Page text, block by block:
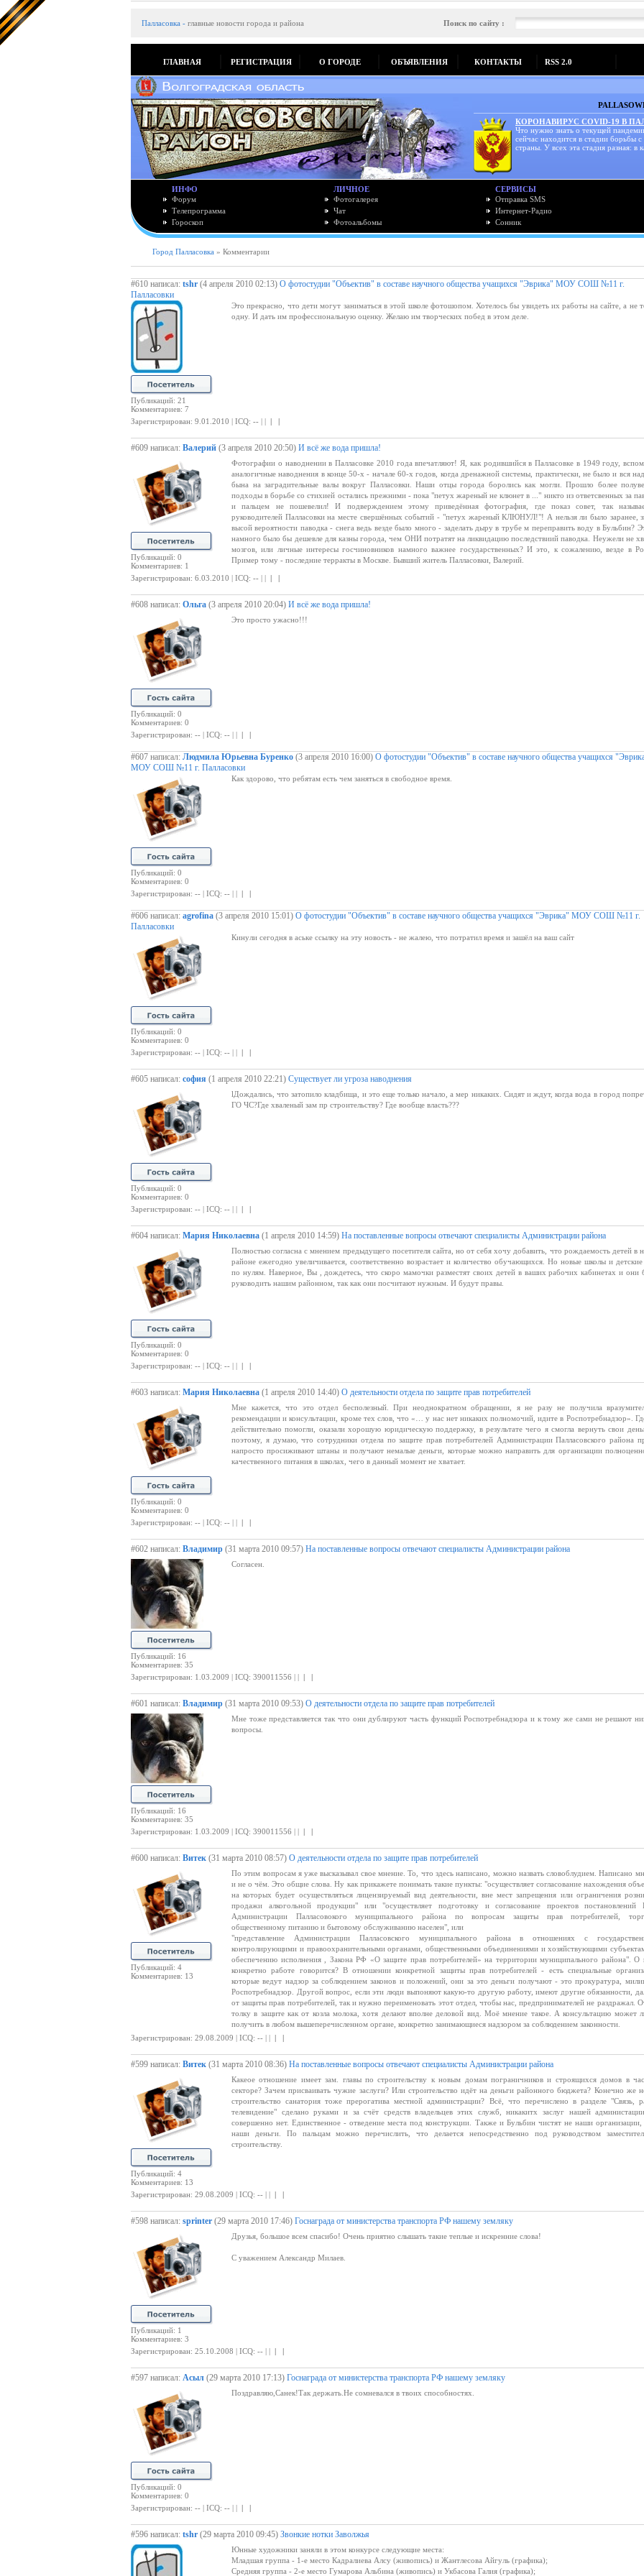
Палласовка - главные новости города и района Поиск по сайту :
ГЛАВНАЯ РЕГИСТРАЦИЯ О ГОРОДЕ ОБЪЯВЛЕНИЯ КОНТАКТЫ RSS 2.0
КОРОНАВИРУС COVID-19 В
Что нужно знать о текущей
сейчас находится в стадии борьбы
страны. У всех эта стадия разная: в
ИНФО
Форум
Телепрограмма
Гороскоп
ЛИЧНОЕ
Фотогалерея
Чат
Фотоальбомы
СЕРВИСЫ
Отправка SMS
Интернет-Радио
Сонник
Город Палласовка » Комментарии
#610 написал: tshr (4 апреля 2010 02:13) О фотостудии "Объектив" в составе научного общества учащихся "Эврика" МОУ СОШ №11 г.
Палласовки
Публикаций: 21
Комментариев: 7
Это прекрасно, что дети могут заниматься в этой школе фотошопом. Хотелось бы увидеть их работы на сайте, а не
одну. И дать им профессиональную оценку. Желаю им творческих побед в этом деле.
Зарегистрирован: 9.01.2010 | ICQ: -- | | | |
#609 написал: Валерий (3 апреля 2010 20:50) И всё же вода пришла!
Публикаций: 0
Комментариев: 1
Фотографии о наводнении в Палласовке 2010 года впечатляют! Я, как родившийся в Палласовке в 1949 году,
аналогичные наводнения в конце 50-х - начале 60-х годов, когда дренажной системы, практически, не было и вся
бына на заградительные валы вокруг Палласовки. Наши отцы города боролись как могли. Прошло более
подходы в борьбе со стихией остались прежними - пока "петух жареный не клюнет в ..." никто из ответсвенных за
и пальцем не пошевелил! И подверждением этому приведённая фотография, где показ совет, так
руководителей Палласовки на месте свершённых событий - "петух жареный КЛЮНУЛ!"! А нельзя ли было заранее,
высой вероятности паводка - снега ведь везде было много - заделать дыру в трубе м переправить воду в Бульбин?
намного было бы дешевле для казны города, чем ОНИ потратят на ликвидацию последствиий паводка. Неужели не
мозгов, или личные интересы госчиновников намного важнее государственных? И это, к сожалению, везде в
Пример тому - последние терракты в Москве. Бывший житель Палласовки, Валерий.
Зарегистрирован: 6.03.2010 | ICQ: -- | | | |
#608 написал: Ольга (3 апреля 2010 20:04) И всё же вода пришла!
Публикаций: 0
Комментариев: 0
Это просто ужасно!!!
Зарегистрирован: -- | ICQ: -- | | | |
#607 написал: Людмила Юрьевна Буренко (3 апреля 2010 16:00) О фотостудии "Объектив" в составе научного общества учащихся
МОУ СОШ №11 г. Палласовки
Публикаций: 0
Комментариев: 0
Как здорово, что ребятам есть чем заняться в свободное время.
Зарегистрирован: -- | ICQ: -- | | | |
#606 написал: agrofina (3 апреля 2010 15:01) О фотостудии "Объектив" в составе научного общества учащихся "Эврика" МОУ СОШ №11 г.
Палласовки
Публикаций: 0
Комментариев: 0
Кинули сегодня в аське ссылку на эту новость - не жалею, что потратил время и зашёл на ваш сайт
Зарегистрирован: -- | ICQ: -- | | | |
#605 написал: софия (1 апреля 2010 22:21) Существует ли угроза наводнения
Публикаций: 0
Комментариев: 0
lДождались, что затопило кладбища, и это еще только начало, а мер никаких. Сидят и ждут, когда вода в город
ГО ЧС?Где хваленый зам пр строительству? Где вообще власть???
Зарегистрирован: -- | ICQ: -- | | | |
#604 написал: Мария Николаевна (1 апреля 2010 14:59) На поставленные вопросы отвечают специалисты Администрации района
Публикаций: 0
Комментариев: 0
Полностью согласна с мнением предыдущего посетителя сайта, но от себя хочу добавить, что рождаемость детей в
районе ежегодно увеличивается, соответственно возрастает и количество обучающихся. Но новые школы и
по нулям. Наверное, Вы , дождетесь, что скоро мамочки разместят своих детей в ваших рабочих кабинетах и они
руководить нашим районном, так как они посчитают нужным. И будут правы.
Зарегистрирован: -- | ICQ: -- | | | |
#603 написал: Мария Николаевна (1 апреля 2010 14:40) О деятельности отдела по защите прав потребителей
Публикаций: 0
Комментариев: 0
Мне кажется, что это отдел бесполезный. При неоднократном обращении, я не разу не получила
рекомендации и консультации, кроме тех слов, что «… у нас нет никаких полномочий, идите в Роспотребнадзор».
действительно помогли, оказали хорошую юридическую поддержку, в результате чего я смогла вернуть свои
поэтому, я думаю, что сотрудники отдела по защите прав потребителей Администрации Палласовского района
напросто просиживают штаны и получают немалые деньги, которые можно направить для организации
качественного питания в школах, чего в данный момент не хватает.
Зарегистрирован: -- | ICQ: -- | | | |
#602 написал: Владимир (31 марта 2010 09:57) На поставленные вопросы отвечают специалисты Администрации района
Публикаций: 16
Комментариев: 35
Согласен.
Зарегистрирован: 1.03.2009 | ICQ: 390011556 | | | |
#601 написал: Владимир (31 марта 2010 09:53) О деятельности отдела по защите прав потребителей
Публикаций: 16
Комментариев: 35
Мне тоже представляется так что они дублируют часть функций Роспотребнадзора и к тому же сами не решают
вопросы.
Зарегистрирован: 1.03.2009 | ICQ: 390011556 | | | |
#600 написал: Витек (31 марта 2010 08:57) О деятельности отдела по защите прав потребителей
Публикаций: 4
Комментариев: 13
По этим вопросам я уже высказывал свое мнение. То, что здесь написано, можно назвать словоблудием. Написано
и не о чём. Это общие слова. Ну как прикажете понимать такие пункты: "осуществляет согласование нахождения
на которых будет осуществляться лицензируемый вид деятельности, вне мест запрещения или ограничения
продажи алкогольной продукции" или "осуществляет подготовку и согласование проектов постановлений
Администрации Палласовокого муниципального района по вопросам защиты прав потребителей,
общественному питанию и бытовому обслуживанию населен", или
"представление Администрации Палласовского муниципального района в отношениях с
контролирующими и правоохранительными органами, общественными объединениями и хозяйствующими
обеспечению исполнения , Закона РФ «О защите прав потребителей» на территории муниципального района". О
конкретно работе говорится? В отношении конкретной защиты прав потребителей - есть специальные
которые ведут надзор за соблюдением законов и положений, они за это деньги получают - это прокуратура,
Роспотребнадзор. Другой вопрос, если эти люди выпоняют какую-то другую работу, имеют другие обязанности,
от защиты прав потребителей, так и нужно переименовать этот отдел, чтобы нас, предпринимателей не раздражал.
толку в защите как от козла молока, хотя делают вполне деловой вид. Моё мнение такое. А консультацию может
получить в любом вышеперечисленном органе, конкретно занимающиеся надзором за соблюдением законности.
Зарегистрирован: 29.08.2009 | ICQ: -- | | | |
#599 написал: Витек (31 марта 2010 08:36) На поставленные вопросы отвечают специалисты Администрации района
Публикаций: 4
Комментариев: 13
Какеое отношение имеет зам. главы по строительству к новым домам пограничников и строящихся домов в
секторе? Зачем присваивать чужие заслуги? Или строительство идёт на деньги районного бюджета? Конечно же
строительство санатория тоже прерогатива местной администрации? Всё, что перечислено в разделе "Связь,
телевидение" сделано руками и за счёт средств владельцев этих служб, никакитх заслуг нашей
совершенно нет. Единственное - отведение места под конструкции. Также и Бульбин чистят не наши организации,
наши деньги. По пальцам можно перечислить, что делается непосредственно под руководством
строительству.
Зарегистрирован: 29.08.2009 | ICQ: -- | | | |
#598 написал: sprinter (29 марта 2010 17:46) Госнаграда от министерства транспорта РФ нашему земляку
Публикаций: 1
Комментариев: 3
Друзья, большое всем спасибо! Очень приятно слышать такие теплые и искренние слова!
С уважением Александр Милаев.
Зарегистрирован: 25.10.2008 | ICQ: -- | | | |
#597 написал: Асыл (29 марта 2010 17:13) Госнаграда от министерства транспорта РФ нашему земляку
Публикаций: 0
Комментариев: 0
Поздравляю,Санек!Так держать.Не сомневался в твоих способностях.
Зарегистрирован: -- | ICQ: -- | | | |
#596 написал: tshr (29 марта 2010 09:45) Звонкие нотки Заволжья
Юнные художники заняли в этом конкурсе следующие места:
Младшая группа - 1-е место Кадралиева Алсу (живопись) и Жантлесова Айгуль (графика);
Средняя группа - 2-е место Гумарова Альбина (живопись) и Укбасова Галия (графика);